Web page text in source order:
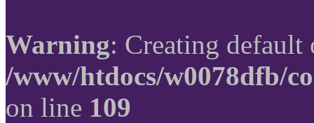
Warning: Creating
/www/htdocs/w0078dfb/
on line 109